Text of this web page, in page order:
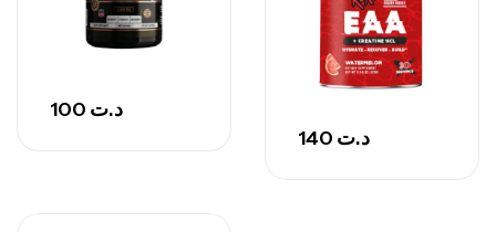
د.ت
د.ت